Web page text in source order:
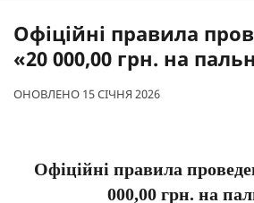
Офіційні правила
«20 000,00 грн. на
ОНОВЛЕНО 15 СІЧНЯ 2026
Офіційні правила
000,00 грн. на